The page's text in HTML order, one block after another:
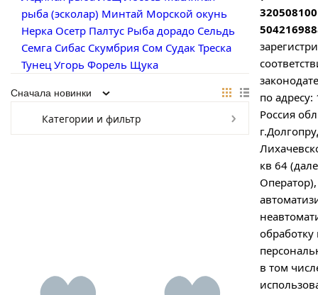
рыба (эсколар) Минтай Морской окунь
Нерка Осетр Палтус Рыба дорадо Сельдь
Семга Сибас Скумбрия Сом Судак Треска
Тунец Угорь Форель Щука
Категории и фильтр
Отправляя форму, я соглашаюсь на
Ваш вопрос
по
Россия
кв 64
в том